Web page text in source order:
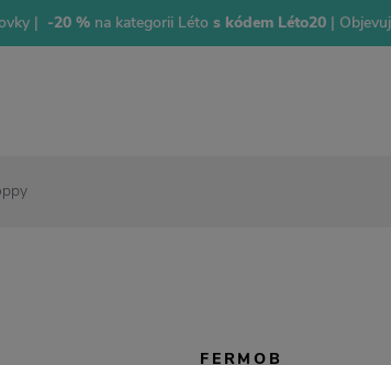
| -20 %na kategorii Létos kódem Léto20 |
FERMOB